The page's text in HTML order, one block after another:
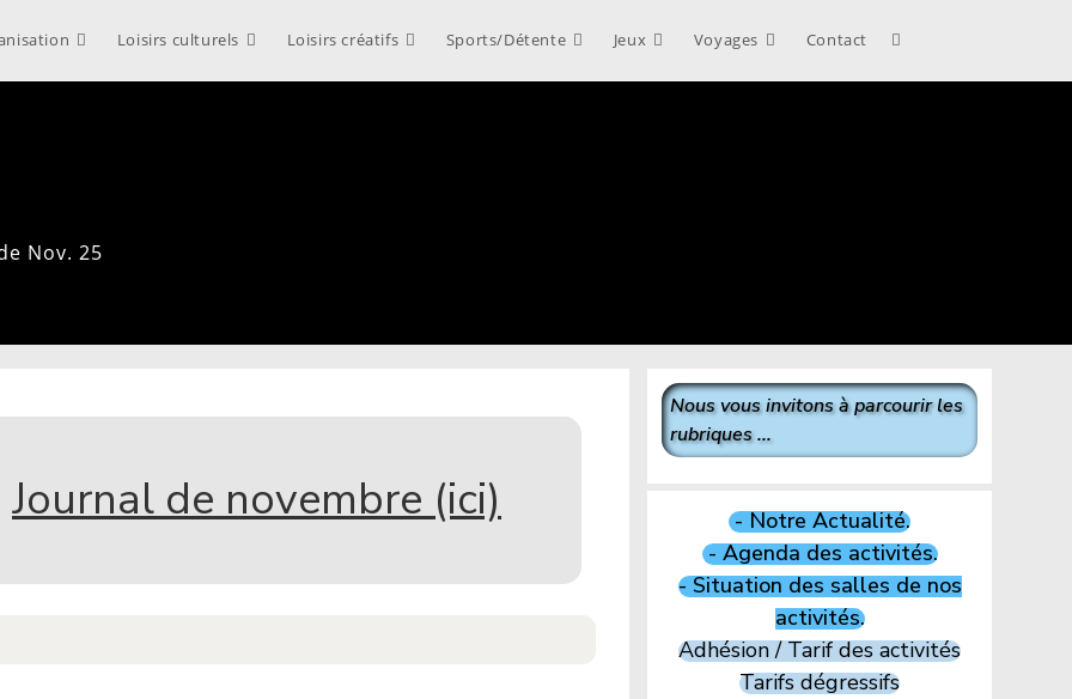
Loisirs culturels Loisirs créatifs Sports/Détente Jeux Voyages Contact Toggle
Nov. 25
Journal de novembre (ici)
Nous vous invitons à parcourir les
rubriques ...
- Notre Actualité.
- Agenda des activités.
- Situation des salles de nos
activités.
Adhésion / Tarif des activités
Tarifs dégressifs